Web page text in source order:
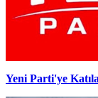
Yeni Parti'ye